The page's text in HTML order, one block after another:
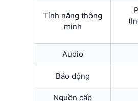
Tính năng thông
minh
Audio
Báo động
Nguồn cấp